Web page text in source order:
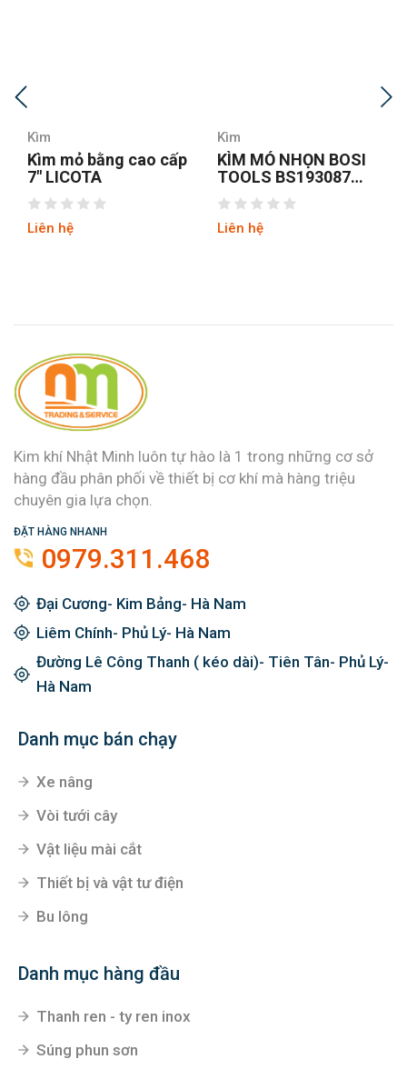
Kìm
KÌM MỎ NHỌN BOSI
TOOLS BS193087
8INCH/200MM
Liên hệ
Kìm
Kìm mỏ nhọn Fujiya
350-200
Liên hệ
Kim khí Nhật Minh luôn tự hào là 1 trong những cơ sở
hàng đầu phân phối về thiết bị cơ khí mà hàng triệu
chuyên gia lựa chọn.
ĐẶT HÀNG NHANH
0979.311.468
Đại Cương- Kim Bảng- Hà Nam
Liêm Chính- Phủ Lý- Hà Nam
Đường Lê Công Thanh ( kéo dài)- Tiên Tân- Phủ Lý-
Hà Nam
Danh mục bán chạy
Xe nâng
Vòi tưới cây
Vật liệu mài cắt
Thiết bị và vật tư điện
Bu lông
Danh mục hàng đầu
Thanh ren - ty ren inox
Súng phun sơn